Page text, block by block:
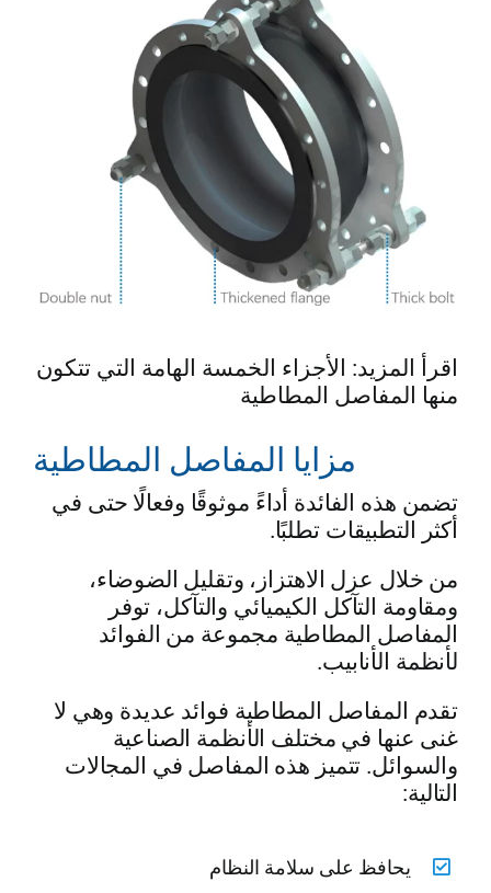
اقرأ المزيد: الأجزاء الخمسة الهامة التي تتكون
منها المفاصل المطاطية
مزايا المفاصل المطاطية
تضمن هذه الفائدة أداءً موثوقًا وفعالًا حتى في
أكثر التطبيقات تطلبًا.
من خلال عزل الاهتزاز، وتقليل الضوضاء،
ومقاومة التآكل الكيميائي والتآكل، توفر
المفاصل المطاطية مجموعة من الفوائد
لأنظمة الأنابيب.
تقدم المفاصل المطاطية فوائد عديدة وهي لا
غنى عنها في مختلف الأنظمة الصناعية
والسوائل. تتميز هذه المفاصل في المجالات
التالية:
يحافظ على سلامة النظام